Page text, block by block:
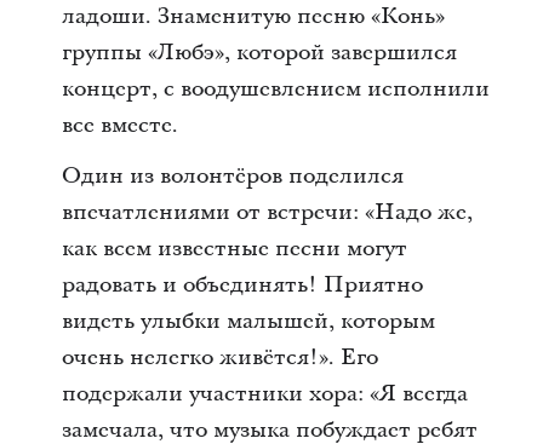
ладоши. Знаменитую песню «Конь»
группы «Любэ», которой завершился
концерт, с воодушевлением исполнили
все вместе.
Один из волонтёров поделился
впечатлениями от встречи: «Надо же,
как всем известные песни могут
радовать и объединять! Приятно
видеть улыбки малышей, которым
очень нелегко живётся!». Его
подержали участники хора: «Я всегда
замечала, что музыка побуждает ребят